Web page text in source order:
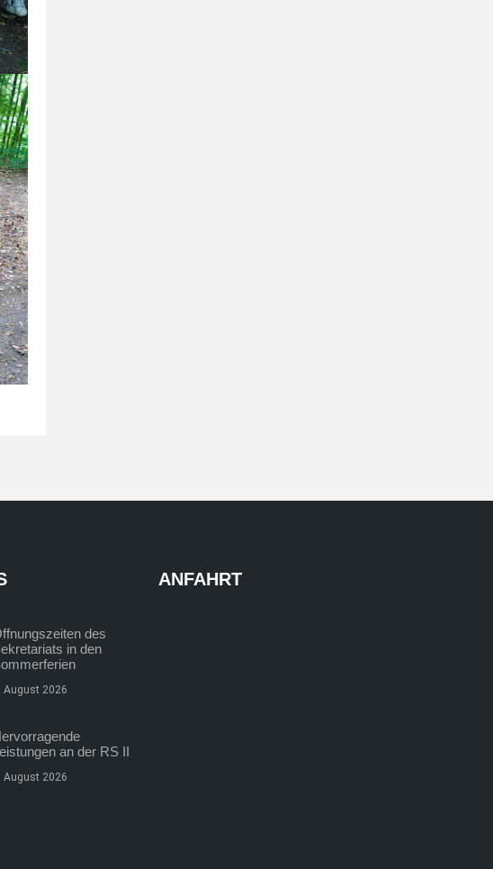
des
in den
August 2026
an der RS II
August 2026
ANFAHRT